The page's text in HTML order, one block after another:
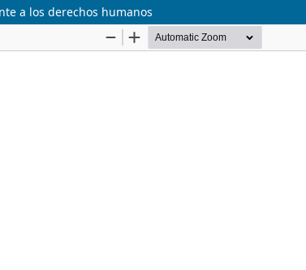
a los derechos humanos